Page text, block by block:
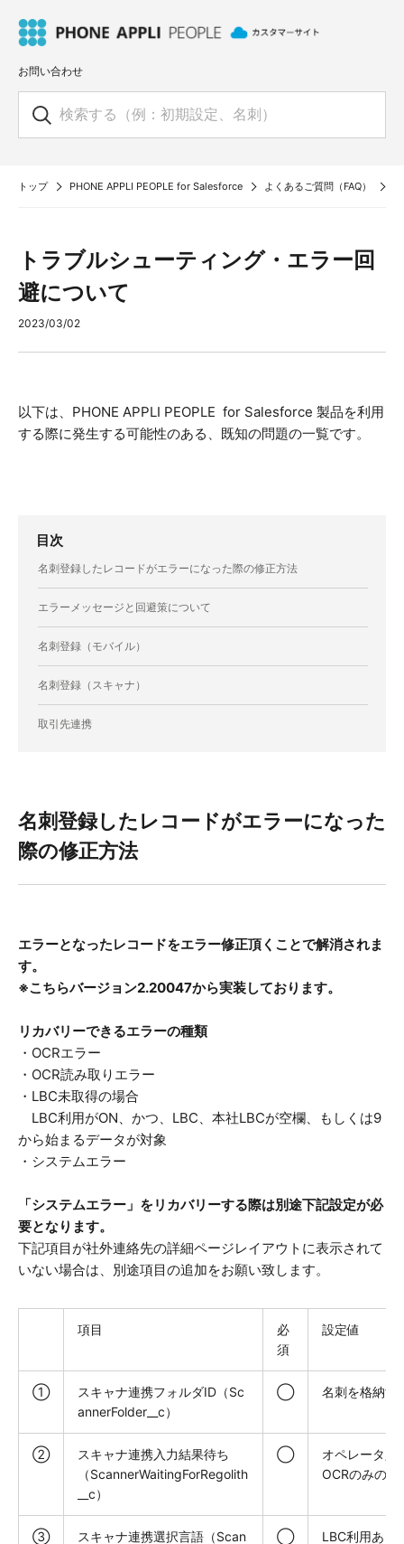
お問い合わせ
トップ PHONE APPLI PEOPLE for Salesforce よくあるご質問（FAQ）
トラブルシューティング・エラー回
避について
2023/03/02
以下は、PHONE APPLI PEOPLE for Salesforce 製品を利用
する際に発生する可能性のある、既知の問題の一覧です。
目次
名刺登録したレコードがエラーになった際の修正方法
エラーメッセージと回避策について
名刺登録（モバイル）
名刺登録（スキャナ）
取引先連携
名刺登録したレコードがエラーになった
際の修正方法
エラーとなったレコードをエラー修正頂くことで解消されま
す。
※こちらバージョン2.20047から実装しております。
リカバリーできるエラーの種類
・OCRエラー
・OCR読み取りエラー
・LBC未取得の場合
LBC利用がON、かつ、LBC、本社LBCが空欄、もしくは9
から始まるデータが対象
・システムエラー
「システムエラー」をリカバリーする際は別途下記設定が必
要となります。
下記項目が社外連絡先の詳細ページレイアウトに表示されて
いない場合は、別途項目の追加をお願い致します。
項目
必
須
設定値
①
スキャナ連携フォルダID（Sc
annerFolder__c）
◯ 名刺を格納す
②
スキャナ連携入力結果待ち
（ScannerWaitingForRegolith
__c）
◯
オペレータ入
OCRのみの
③
スキャナ連携選択言語（Scan
◯
LBC利用あり